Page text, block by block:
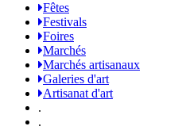
Fêtes
Festivals
Foires
Marchés
Marchés artisanaux
Galeries d'art
Artisanat d'art
.
.